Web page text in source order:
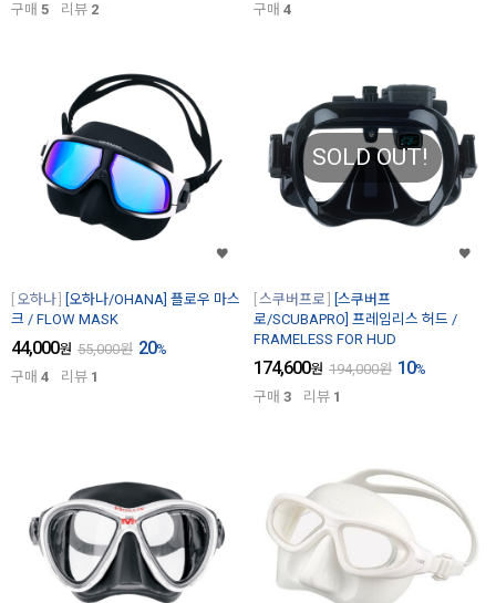
구매 5 리뷰 2
구매 4
오하나
[오하나/OHANA] 플로우 마스
크 / FLOW MASK
44,000원 55,000원 20%
구매 4 리뷰 1
SOLD OUT!
스쿠버프로
[스쿠버프
로/SCUBAPRO] 프레임리스 허드 /
FRAMELESS FOR HUD
174,600원 194,000원 10%
구매 3 리뷰 1